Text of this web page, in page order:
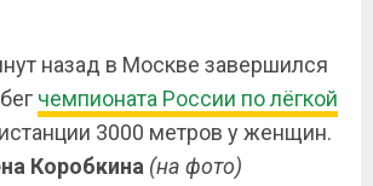
назад в Москве завершился
чемпионата России по лёгкой
3000 метров у женщин.
Коробкина (на фото)